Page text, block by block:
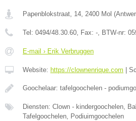
Papenblokstraat, 14, 2400 Mol (
Tel: 0494/48.30.60, Fax: -, BTW-nr:
E-mail › Erik Verbruggen
Website: https://clownenrique.com
Goochelaar: tafelgoochelen -
Diensten: Clown - kindergoochelen,
Tafelgoochelen, Podiuimgoochelen